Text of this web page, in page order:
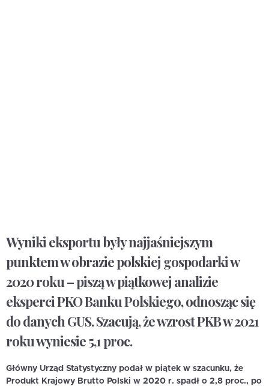
Wyniki eksportu były najjaśniejszym
punktem w obrazie polskiej gospodarki w
2020 roku – piszą w piątkowej analizie
eksperci PKO Banku Polskiego, odnosząc się
do danych GUS. Szacują, że wzrost PKB w 2021
roku wyniesie 5,1 proc.
Główny Urząd Statystyczny podał w piątek w szacunku, że
Produkt Krajowy Brutto Polski w 2020 r. spadł o 2,8 proc., po